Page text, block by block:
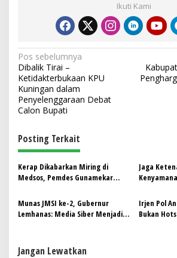
Ikuti Kami
N
a
v
i
a
s
i
o
Pos sebelumnya
Dibalik Tirai –
Ketidakterbukaan KPU
Kuningan dalam
Penyelenggaraan Debat
Calon Bupati
Posting Terkait
Kerap Dikabarkan Miring di
Medsos, Pemdes Gunamekar
Tidak Terprovokasi
Jaga
Informasi
Munas JMSI ke-2, Gubernur
Lemhanas: Media Siber Menjadi
Irjen Pol
Bukan
Jangan Lewatkan